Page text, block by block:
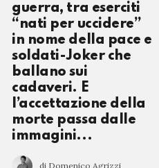
guerra, tra eserciti
“nati per uccidere”
in nome della pace e
soldati-Joker che
ballano sui
cadaveri. E
l’accettazione della
morte passa dalle
immagini...
di Domenico Agrizzi